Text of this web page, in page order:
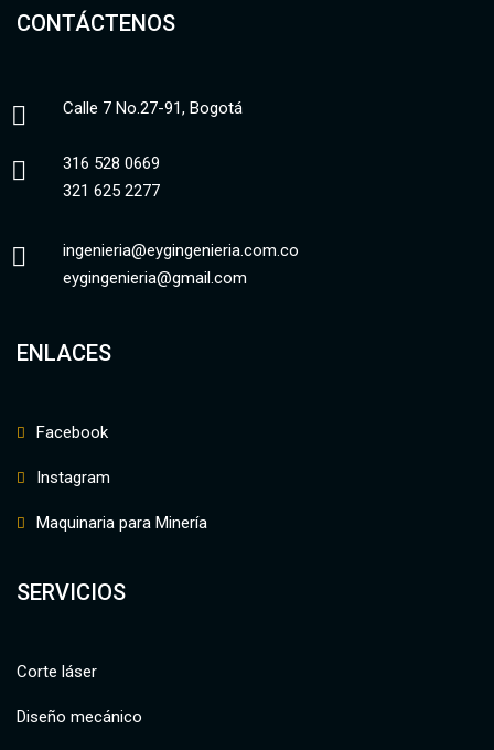
CONTÁCTENOS
Calle 7 No.27-91, Bogotá
316 528 0669
321 625 2277
ingenieria@eygingenieria.com.co
eygingenieria@gmail.com
ENLACES
Facebook
Instagram
Maquinaria para Minería
SERVICIOS
Corte láser
Diseño mecánico